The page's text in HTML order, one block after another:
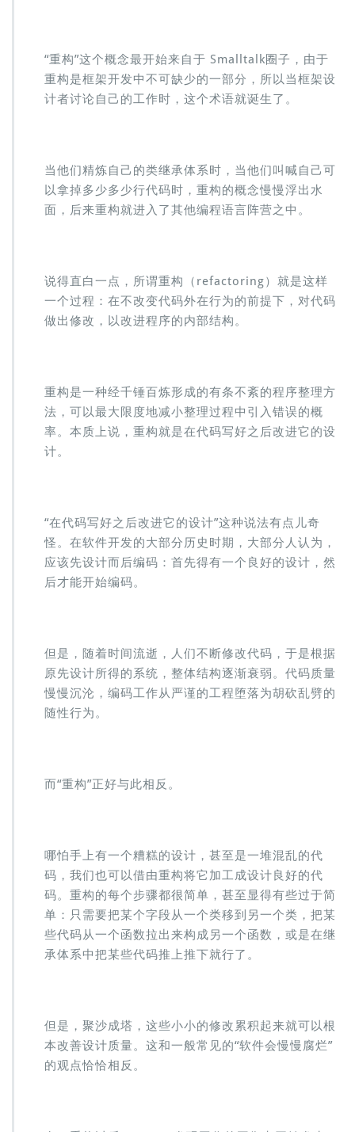
“重构”这个概念最开始来自于 Smalltalk圈子，由于
重构是框架开发中不可缺少的一部分，所以当框架设
计者讨论自己的工作时，这个术语就诞生了。
当他们精炼自己的类继承体系时，当他们叫喊自己可
以拿掉多少多少行代码时，重构的概念慢慢浮出水
面，后来重构就进入了其他编程语言阵营之中。
说得直白一点，所谓重构（refactoring）就是这样
一个过程：在不改变代码外在行为的前提下，对代码
做出修改，以改进程序的内部结构。
重构是一种经千锤百炼形成的有条不紊的程序整理方
法，可以最大限度地减小整理过程中引入错误的概
率。本质上说，重构就是在代码写好之后改进它的设
计。
“在代码写好之后改进它的设计”这种说法有点儿奇
怪。在软件开发的大部分历史时期，大部分人认为，
应该先设计而后编码：首先得有一个良好的设计，然
后才能开始编码。
但是，随着时间流逝，人们不断修改代码，于是根据
原先设计所得的系统，整体结构逐渐衰弱。代码质量
慢慢沉沦，编码工作从严谨的工程堕落为胡砍乱劈的
随性行为。
而“重构”正好与此相反。
哪怕手上有一个糟糕的设计，甚至是一堆混乱的代
码，我们也可以借由重构将它加工成设计良好的代
码。重构的每个步骤都很简单，甚至显得有些过于简
单：只需要把某个字段从一个类移到另一个类，把某
些代码从一个函数拉出来构成另一个函数，或是在继
承体系中把某些代码推上推下就行了。
但是，聚沙成塔，这些小小的修改累积起来就可以根
本改善设计质量。这和一般常见的“软件会慢慢腐烂”
的观点恰恰相反。